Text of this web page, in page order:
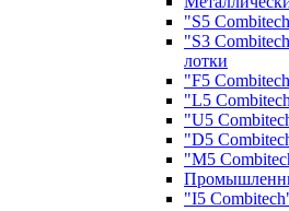
"S5
"S3
лотки
"F5
"L5
"U5
"D5
"M5
"I5